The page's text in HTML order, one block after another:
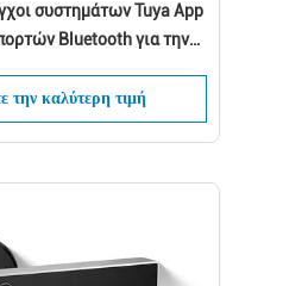
συστημάτων Tuya App
Bluetooth για την
την καλύτερη τιμή